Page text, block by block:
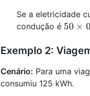
Se a eletricidade
condução é 50
0.15
50 ×
Exemplo 2:
Cenário: Para uma
consumiu 125 kWh.